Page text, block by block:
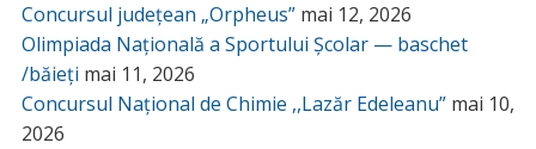
Concursul județean „Orpheus” mai 12, 2026
Olimpiada Națională a Sportului Școlar — baschet
/băieți mai 11, 2026
Concursul Național de Chimie ,,Lazăr Edeleanu” mai 10,
2026